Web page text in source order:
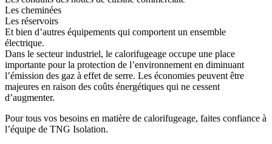
Les cheminées
Les réservoirs
Et bien d’autres équipements qui comportent un ensemble
électrique.
Dans le secteur industriel, le calorifugeage occupe une place
importante pour la protection de l’environnement en diminuant
l’émission des gaz à effet de serre. Les économies peuvent être
majeures en raison des coûts énergétiques qui ne cessent
d’augmenter.
Pour tous vos besoins en matière de calorifugeage, faites confiance à
l’équipe de TNG Isolation.